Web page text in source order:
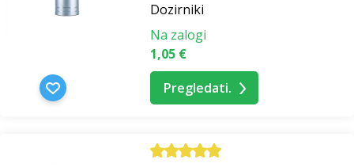
Dozirniki
Na zalogi
1,05 €
Pregledati.